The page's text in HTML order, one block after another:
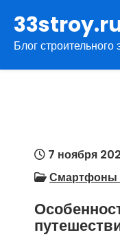
содержимому
Блог строительного
7 ноября
Смартфоны